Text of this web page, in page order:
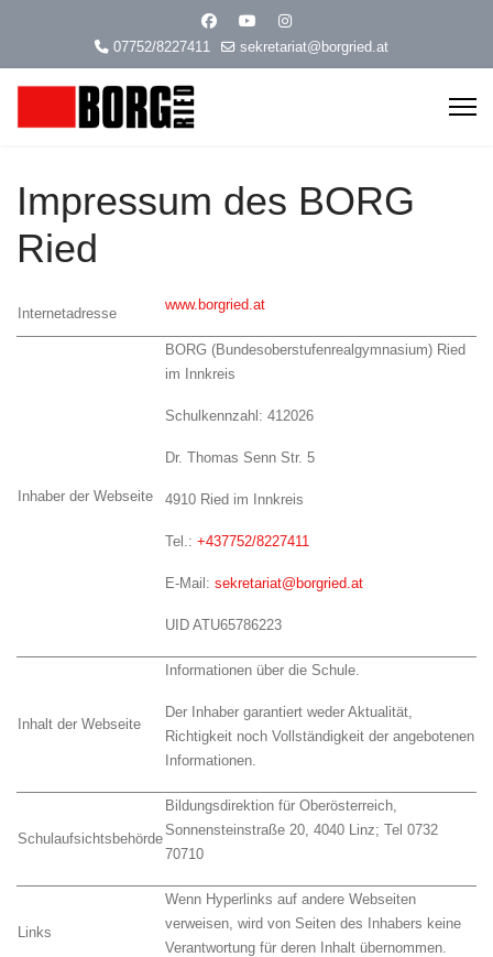
07752/8227411 sekretariat@borgried.at
Impressum des BORG
Ried
Internetadresse
www.borgried.at
Inhaber der Webseite
BORG (Bundesoberstufenrealgymnasium) Ried
im Innkreis
Schulkennzahl: 412026
Dr. Thomas Senn Str. 5
4910 Ried im Innkreis
Tel.: +437752/8227411
E-Mail: sekretariat@borgried.at
UID ATU65786223
Inhalt der Webseite
Informationen über die Schule.
Der Inhaber garantiert weder Aktualität,
Richtigkeit noch Vollständigkeit der angebotenen
Informationen.
Schulaufsichtsbehörde
Bildungsdirektion für Oberösterreich,
Sonnensteinstraße 20, 4040 Linz; Tel 0732
70710
Links
Wenn Hyperlinks auf andere Webseiten
verweisen, wird von Seiten des Inhabers keine
Verantwortung für deren Inhalt übernommen.